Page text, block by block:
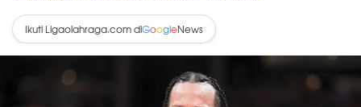
Ikuti Ligaolahraga.com diGoogleNews